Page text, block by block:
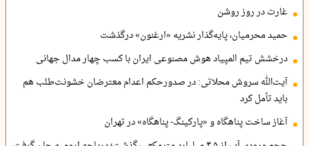
غارت در روز روشن
حمید محرمیان، پایه‌گذار نشریه «ارغنون» درگذشت
درخشش تیم المپیاد هوش مصنوعی ایران با کسب چهار مدال جهانی
آیت‌الله سروش محلاتی: در صدورحکم اعدام معترضان خشونت‌طلب هم
باید تأمل کرد
آغاز ساخت پناهگاه و «پارکینگ- پناهگاه» در تهران